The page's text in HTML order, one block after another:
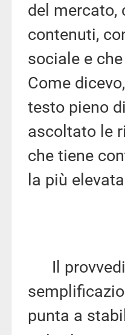
del mercato,
contenuti,
sociale e
Come
testo pieno
ascoltato le
che tiene
la più
Il
punta a